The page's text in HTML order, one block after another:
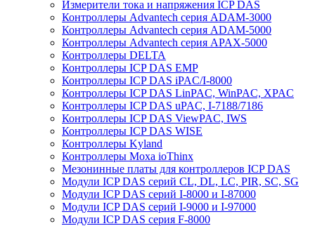
Измерители тока и напряжения ICP DAS
Контроллеры Advantech серия ADAM-3000
Контроллеры Advantech серия ADAM-5000
Контроллеры Advantech серия APAX-5000
Контроллеры DELTA
Контроллеры ICP DAS EMP
Контроллеры ICP DAS iPAC/I-8000
Контроллеры ICP DAS LinPAC, WinPAC, XPAC
Контроллеры ICP DAS uPAC, I-7188/7186
Контроллеры ICP DAS ViewPAC, IWS
Контроллеры ICP DAS WISE
Контроллеры Kyland
Контроллеры Moxa ioThinx
Мезонинные платы для контроллеров ICP DAS
Модули ICP DAS серий CL, DL, LC, PIR, SC, SG
Модули ICP DAS серий I-8000 и I-87000
Модули ICP DAS серий I-9000 и I-97000
Модули ICP DAS серия F-8000